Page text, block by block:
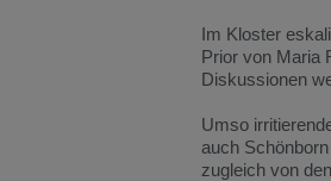
Im Kloster
Prior von Maria
Diskussionen
Umso
auch Schönborn
zugleich von den